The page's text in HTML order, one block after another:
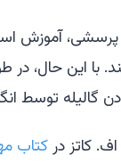
آموزش
با این حال،
گالیله توسط
کاتز در کتاب